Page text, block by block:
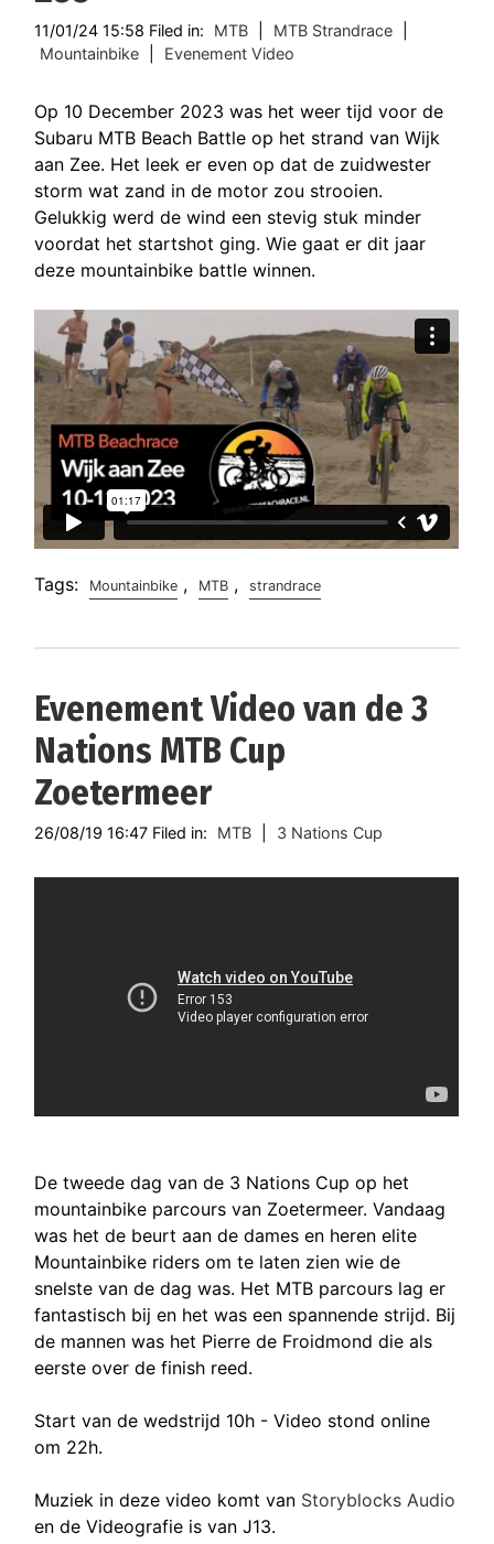
11/01/24 15:58 Filed in: MTB MTB Strandrace
Mountainbike
Evenement Video
Op 10 December 2023 was het weer tijd voor de
Subaru MTB Beach Battle op het strand van Wijk
aan Zee. Het leek er even op dat de zuidwester
storm wat zand in de motor zou strooien.
Gelukkig werd de wind een stevig stuk minder
voordat het startshot ging. Wie gaat er dit jaar
deze mountainbike battle winnen.
Tags: Mountainbike , MTB , strandrace
Evenement Video van de 3
Nations MTB Cup
Zoetermeer
26/08/19 16:47 Filed in: MTB 3 Nations Cup
De tweede dag van de 3 Nations Cup op het
mountainbike parcours van Zoetermeer. Vandaag
was het de beurt aan de dames en heren elite
Mountainbike riders om te laten zien wie de
snelste van de dag was. Het MTB parcours lag er
fantastisch bij en het was een spannende strijd. Bij
de mannen was het Pierre de Froidmond die als
eerste over de finish reed.
Start van de wedstrijd 10h - Video stond online
om 22h.
Muziek in deze video komt van Storyblocks Audio
en de Videografie is van J13.